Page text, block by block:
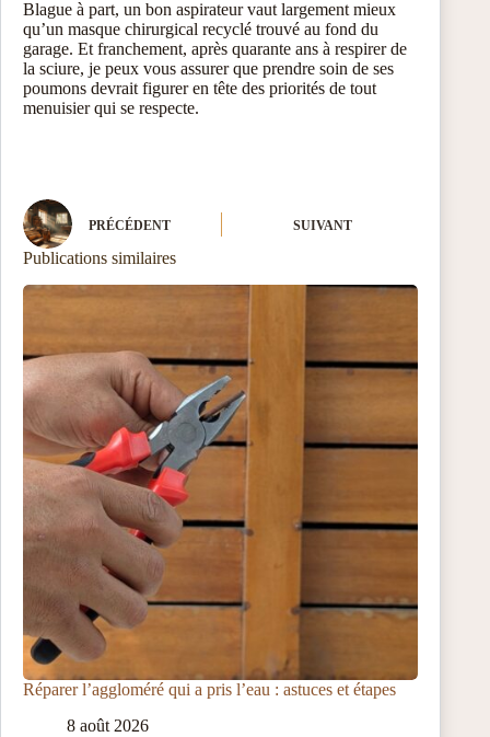
Blague à part, un bon aspirateur vaut largement mieux
qu’un masque chirurgical recyclé trouvé au fond du
garage. Et franchement, après quarante ans à respirer de
la sciure, je peux vous assurer que prendre soin de ses
poumons devrait figurer en tête des priorités de tout
menuisier qui se respecte.
PRÉCÉDENT SUIVANT
Publications similaires
Réparer l’aggloméré qui a pris l’eau : astuces et étapes
8 août 2026